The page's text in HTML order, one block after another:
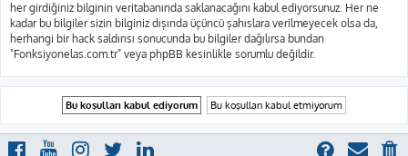
her girdiğiniz bilginin veritabanında saklanacağını kabul ediyorsunuz. Her ne
kadar bu bilgiler sizin bilginiz dışında üçüncü şahıslara verilmeyecek olsa da,
herhangi bir hack saldırısı sonucunda bu bilgiler dağılırsa bundan
"Fonksiyonelas.com.tr" veya phpBB kesinlikle sorumlu değildir.